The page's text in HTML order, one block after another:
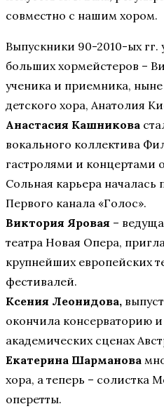
совместно с нашим хором.
Выпускники 90-2010-ых гг.
больших хормейстеров –
ученика и приемника,
детского хора, Анатолия
Анастасия Кашникова
вокального коллектива
гастролями и концертами
Сольная карьера началась
Первого канала «Голос».
Виктория Яровая –
театра Новая Опера,
крупнейших европейских
фестивалей.
Ксения Леонидова,
окончила консерваторию
академических сценах
Екатерина Шарманова
хора, а теперь – солистка
оперетты.